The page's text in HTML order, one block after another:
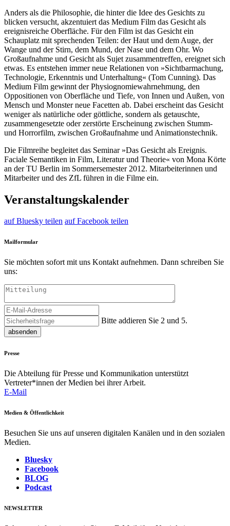
Anders als die Philosophie, die hinter die Idee des Gesichts zu
blicken versucht, akzentuiert das Medium Film das Gesicht als
ereignisreiche Oberfläche. Für den Film ist das Gesicht ein
Schauplatz mit sprechenden Teilen: der Haut und dem Auge, der
Wange und der Stirn, dem Mund, der Nase und dem Ohr. Wo
Großaufnahme und Gesicht als Sujet zusammentreffen, ereignet sich
etwas. Es entstehen immer neue Relationen von »Sichtbarmachung,
Technologie, Erkenntnis und Unterhaltung« (Tom Cunning). Das
Medium Film gewinnt der Physiognomiewahrnehmung, den
Oppositionen von Oberfläche und Tiefe, von Innen und Außen, von
Mensch und Monster neue Facetten ab. Dabei erscheint das Gesicht
weniger als natürliche oder göttliche, sondern als getauschte,
zusammengesetzte oder zerstörte Erscheinung zwischen Stumm-
und Horrorfilm, zwischen Großaufnahme und Animationstechnik.
Die Filmreihe begleitet das Seminar »Das Gesicht als Ereignis.
Faciale Semantiken in Film, Literatur und Theorie« von Mona Körte
an der TU Berlin im Sommersemester 2012. Mitarbeiterinnen und
Mitarbeiter und des ZfL führen in die Filme ein.
Veranstaltungskalender
auf Bluesky teilen auf Facebook teilen
Mailformular
Sie möchten sofort mit uns Kontakt aufnehmen. Dann schreiben Sie
uns:
Bitte addieren Sie 2 und 5.
absenden
Presse
Die Abteilung für Presse und Kommunikation unterstützt
Vertreter*innen der Medien bei ihrer Arbeit.
E-Mail
Medien & Öffentlichkeit
Besuchen Sie uns auf unseren digitalen Kanälen und in den sozialen
Medien.
Bluesky
Facebook
BLOG
Podcast
NEWSLETTER